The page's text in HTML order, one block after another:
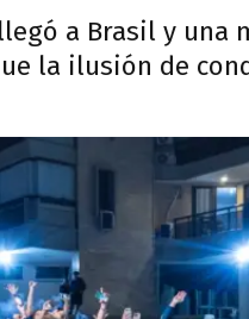
a Brasil y
la ilusión de